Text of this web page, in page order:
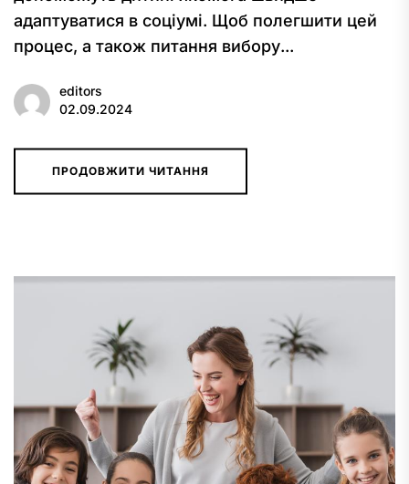
адаптуватися в соціумі. Щоб полегшити цей
процес, а також питання вибору...
editors
02.09.2024
ПРОДОВЖИТИ ЧИТАННЯ